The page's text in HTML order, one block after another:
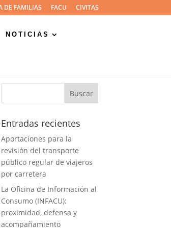
DE FAMILIAS FACU CIVITAS
NOTICIAS
Entradas recientes
Aportaciones para la
revisión del transporte
público regular de viajeros
por carretera
La Oficina de Información al
Consumo (INFACU):
proximidad, defensa y
acompañamiento